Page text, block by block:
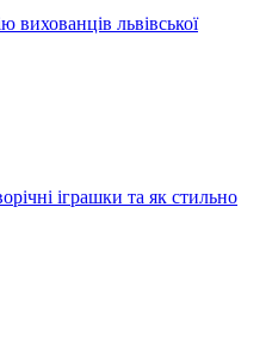
львівської
іграшки та як стильно